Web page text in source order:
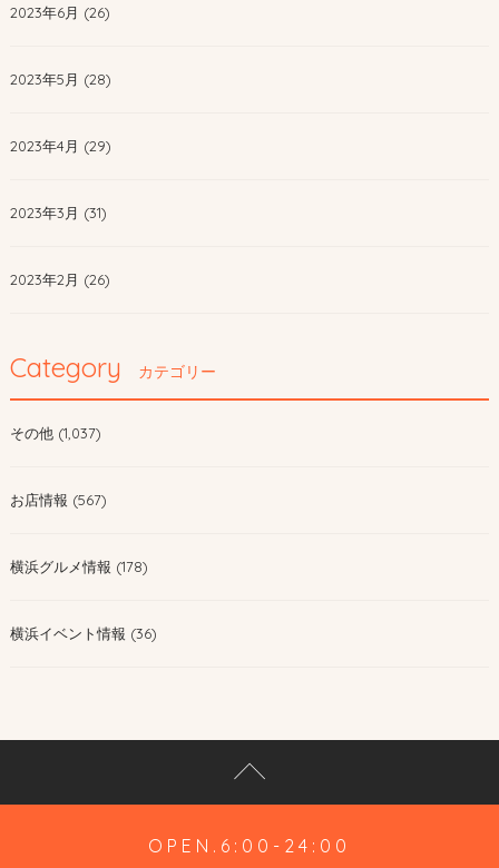
2023年6月 (26)
2023年5月 (28)
2023年4月 (29)
2023年3月 (31)
2023年2月 (26)
Category カテゴリー
その他 (1,037)
お店情報 (567)
横浜グルメ情報 (178)
横浜イベント情報 (36)
OPEN.6:00-24:00